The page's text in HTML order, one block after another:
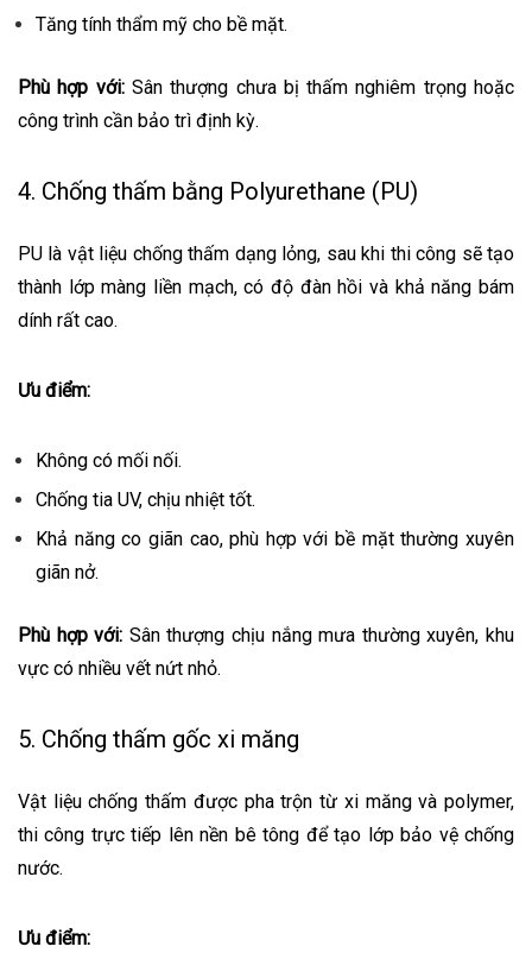
Tăng tính thẩm mỹ cho bề mặt.
Phù hợp với:Sân thượng chưa bị thấm nghiêm trọng hoặc
công trình cần bảo trì định kỳ.
4. Chống thấm bằng Polyurethane (PU)
PU là vật liệu chống thấm dạng lỏng, sau khi thi công sẽ tạo
thành lớp màng liền mạch, có độ đàn hồi và khả năng bám
dính rất cao.
Ưu điểm:
Không có mối nối.
Chống tia UV, chịu nhiệt tốt.
Khả năng co giãn cao, phù hợp với bề mặt thường xuyên
giãn nở.
Phù hợp với: Sân thượng chịu nắng mưa thường xuyên, khu
vực có nhiều vết nứt nhỏ.
5. Chống thấm gốc xi măng
Vật liệu chống thấm được pha trộn từ xi măng và polymer,
thi công trực tiếp lên nền bê tông để tạo lớp bảo vệ chống
nước.
Ưu điểm: